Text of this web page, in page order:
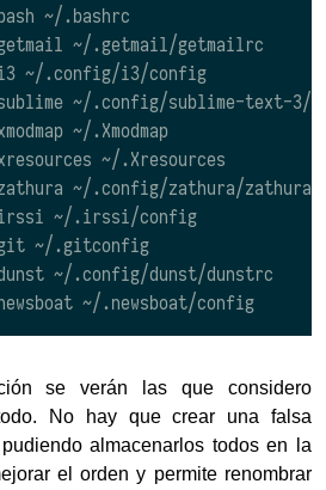
~/.bashrc
~/.getmail/getmailrc
~/.config/i3/config
~/.config/sublime-text-3/
~/.Xmodmap
~/.Xresources
~/.config/zathura/
~/.irssi/config
~/.gitconfig
~/.config/dunst/dunstrc
se verán las que considero
No hay que crear una falsa
almacenarlos todos en la
el orden y permite renombrar